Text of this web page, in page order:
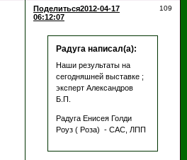
Поделиться 109
2012-04-17
06:12:07
Радуга написал(а):
Наши результаты на
сегодняшней выставке ;
эксперт Александров
Б.П.
Радуга Енисея Голди
Роуз ( Роза) - САС, ЛПП